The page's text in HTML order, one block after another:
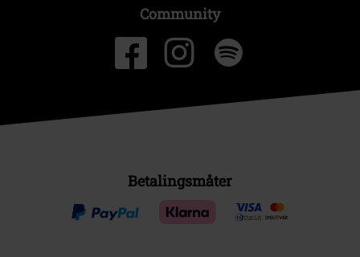
Community
Betalingsmåter